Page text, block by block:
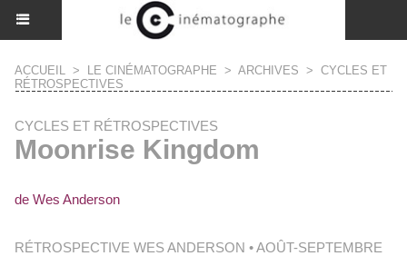
ACCUEIL > LE CINÉMATOGRAPHE > ARCHIVES > CYCLES ET
RÉTROSPECTIVES
CYCLES ET RÉTROSPECTIVES
Moonrise Kingdom
de Wes Anderson
RÉTROSPECTIVE WES ANDERSON • AOÛT-SEPTEMBRE